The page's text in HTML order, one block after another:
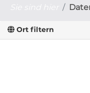
Ort filtern